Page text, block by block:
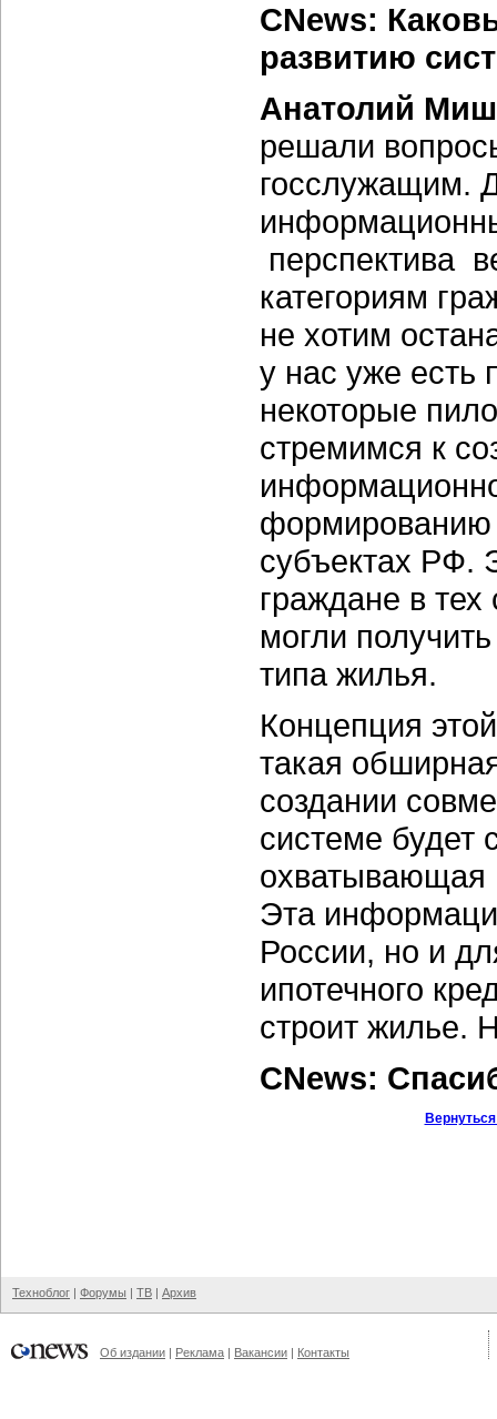
CNews:
развитию
Анатолий
решали
госслужащим.
перспектива
категориям
не хотим
у нас уже есть
некоторые
стремимся к
формированию
субъектах РФ.
граждане в
могли
типа жилья.
Концепция
такая
создании
системе будет
охватывающая
Эта
России, но и
ипотечного
строит жилье.
CNews:
Техноблог | Форумы | ТВ | Архив
Об издании | Реклама | Вакансии | Контакты